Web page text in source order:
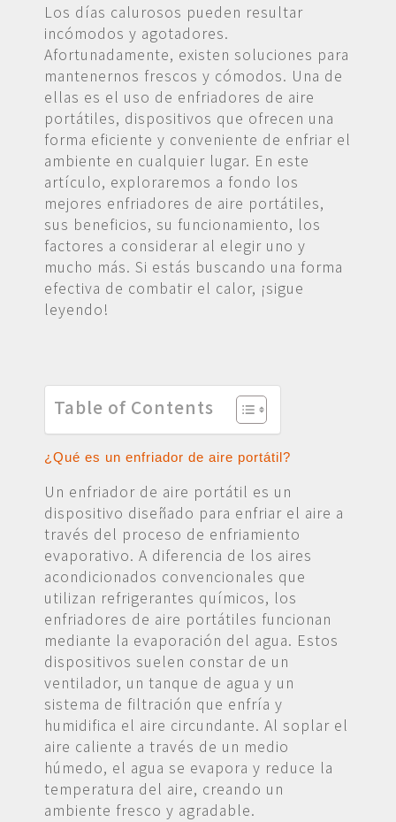
Los días calurosos pueden resultar
incómodos y agotadores.
Afortunadamente, existen soluciones para
mantenernos frescos y cómodos. Una de
ellas es el uso de enfriadores de aire
portátiles, dispositivos que ofrecen una
forma eficiente y conveniente de enfriar el
ambiente en cualquier lugar. En este
artículo, exploraremos a fondo los
mejores enfriadores de aire portátiles,
sus beneficios, su funcionamiento, los
factores a considerar al elegir uno y
mucho más. Si estás buscando una forma
efectiva de combatir el calor, ¡sigue
leyendo!
Table of Contents
¿Qué es un enfriador de aire portátil?
Un enfriador de aire portátil es un
dispositivo diseñado para enfriar el aire a
través del proceso de enfriamiento
evaporativo. A diferencia de los aires
acondicionados convencionales que
utilizan refrigerantes químicos, los
enfriadores de aire portátiles funcionan
mediante la evaporación del agua. Estos
dispositivos suelen constar de un
ventilador, un tanque de agua y un
sistema de filtración que enfría y
humidifica el aire circundante. Al soplar el
aire caliente a través de un medio
húmedo, el agua se evapora y reduce la
temperatura del aire, creando un
ambiente fresco y agradable.